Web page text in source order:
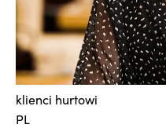
klienci hurtowi
PL